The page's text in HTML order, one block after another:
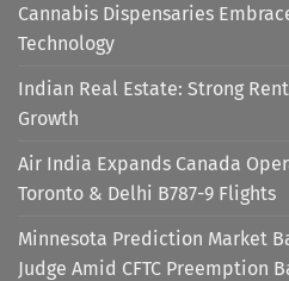
Cannabis Dispensaries
Technology
Indian Real Estate: Strong
Growth
Air India Expands Canada
Toronto & Delhi B787-9 Flights
Minnesota Prediction Market
Judge Amid CFTC Preemption